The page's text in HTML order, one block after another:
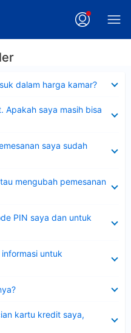
dalam harga kamar?
Apakah saya masih bisa
saya sudah
mengubah pemesanan
PIN saya dan untuk
untuk
kartu kredit saya,